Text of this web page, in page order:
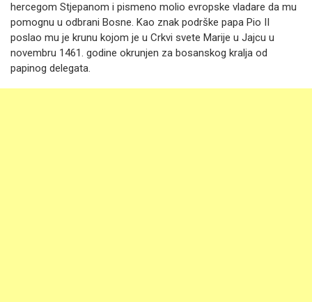
hercegom Stjepanom i pismeno molio evropske vladare da mu
pomognu u odbrani Bosne. Kao znak podrške papa Pio II
poslao mu je krunu kojom je u Crkvi svete Marije u Jajcu u
novembru 1461. godine okrunjen za bosanskog kralja od
papinog delegata.